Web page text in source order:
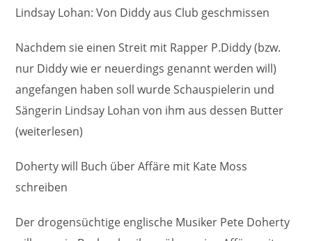
Lindsay Lohan: Von Diddy aus Club geschmissen
Nachdem sie einen Streit mit Rapper P.Diddy (bzw.
nur Diddy wie er neuerdings genannt werden will)
angefangen haben soll wurde Schauspielerin und
Sängerin Lindsay Lohan von ihm aus dessen Butter
(weiterlesen)
Doherty will Buch über Affäre mit Kate Moss
schreiben
Der drogensüchtige englische Musiker Pete Doherty